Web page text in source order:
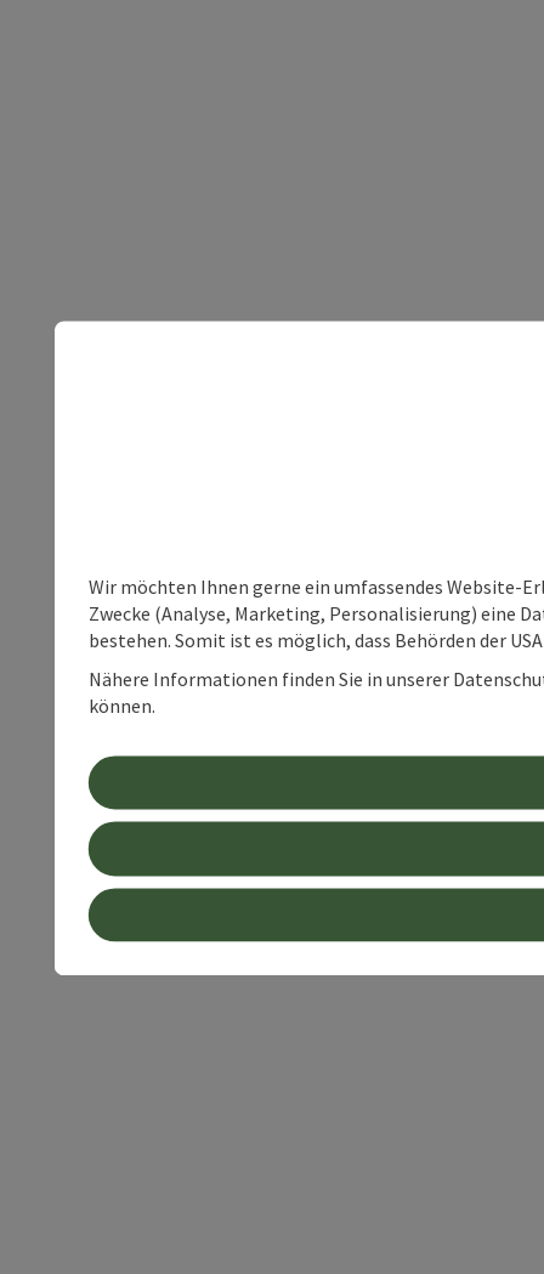
Wir möchten Ihnen gerne ein umfassendes Website-
Zwecke (Analyse, Marketing, Personalisierung) eine
bestehen. Somit ist es möglich, dass Behörden der
Nähere Informationen finden Sie in unserer
können.